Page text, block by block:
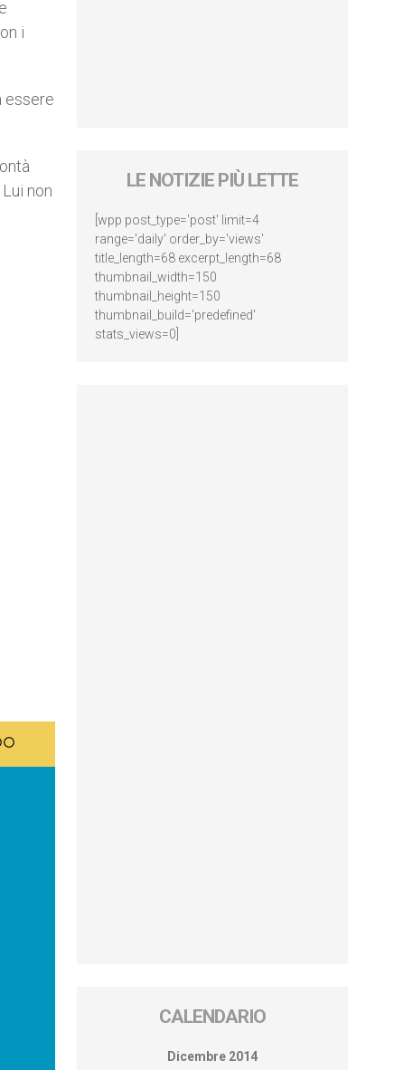
i
essere
non
LE NOTIZIE PIÙ LETTE
[wpp post_type='post' limit=4
range='daily' order_by='views'
title_length=68 excerpt_length=68
thumbnail_width=150
thumbnail_height=150
thumbnail_build='predefined'
stats_views=0]
CALENDARIO
Dicembre 2014